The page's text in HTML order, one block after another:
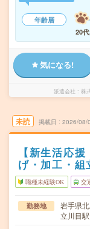
年齢層
20代
気になる!
派遣会社 株
未読 掲載日 2026/08/
【新生活応
げ・加工・
職種未経験OK 交
勤務地
岩手県
立川目